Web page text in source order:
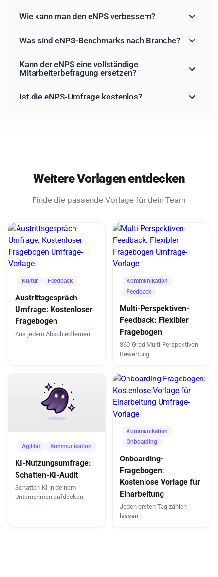
Wie kann man den eNPS verbessern?
Was sind eNPS-Benchmarks nach Branche?
Kann der eNPS eine vollständige
Mitarbeiterbefragung ersetzen?
Ist die eNPS-Umfrage kostenlos?
Weitere Vorlagen entdecken
Finde die passende Vorlage für dein Team
Kultur Feedback
Austrittsgespräch-
Umfrage: Kostenloser
Fragebogen
Aus jedem Abschied lernen
Kommunikation
Feedback
Multi-Perspektiven-
Feedback: Flexibler
Fragebogen
360-Grad Multi-Perspektiven-
Bewertung
Agilität Kommunikation
KI-Nutzungsumfrage:
Schatten-KI-Audit
Schatten-KI in deinem
Unternehmen aufdecken
Kommunikation
Onboarding
Onboarding-
Fragebogen:
Kostenlose Vorlage für
Einarbeitung
Jeden ersten Tag zählen
lassen